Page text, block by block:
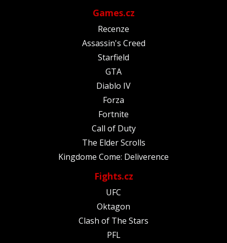
Games.cz
Recenze
Assassin's Creed
Starfield
GTA
Diablo IV
Forza
Fortnite
Call of Duty
The Elder Scrolls
Kingdome Come: Deliverence
Fights.cz
UFC
Oktagon
Clash of The Stars
PFL